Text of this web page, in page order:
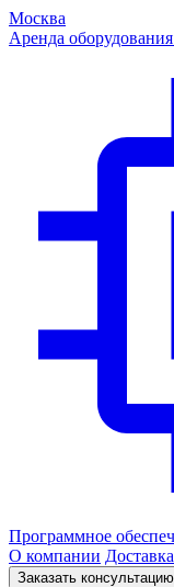
Москва
Аренда оборудования
Программное
О компании Доставка
Заказать консультацию